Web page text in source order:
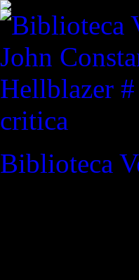
critica
Biblioteca